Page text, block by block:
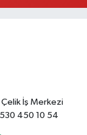
Çelik İş Merkezi
450 10 54